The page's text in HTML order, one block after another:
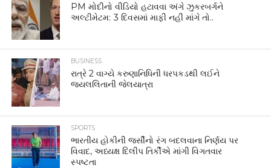
PM મોદીનો વીડિયો હટાવવા અંગે ઝુકરબર્ગને
અલ્ટીમેટમ: 3 દિવસમાં માફી નહીં માંગે તો..
BUSINESS
રાત્રે 2 વાગ્યે કરુણાનિધિની ધરપકડથી લઈને
જયલલિતાની જેલયાત્રા
SPORTS
ભારતીય હોકીની જર્સીનો રંગ બદલવાના નિર્ણય પર
વિવાદ, અધ્યક્ષ દિલીપ તિર્કીએ માંગી વિગતવાર
સ્પષ્ટતા